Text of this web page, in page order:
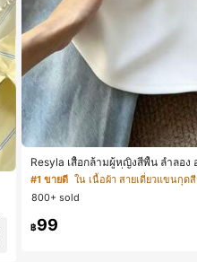
Resyla เสื้อกล้ามผู้หญิงสีพื้น ลำลอง
หรับใส่ซ้อนหรือใส่เดี่ยว
#1 ขายดี ใน เนื้อผ้า สายเดี่ยวแขนกุด
800+ sold
฿99